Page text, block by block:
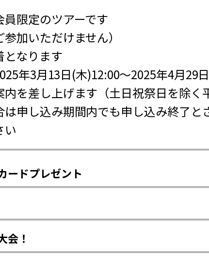
限定のツアーです
参加いただけません）
なります
年3月13日(木)12:00～2025年4月29
を差し上げます（土日祝祭日を除く
は申し込み期間内でも申し込み終了と
い
ードプレゼント
会！